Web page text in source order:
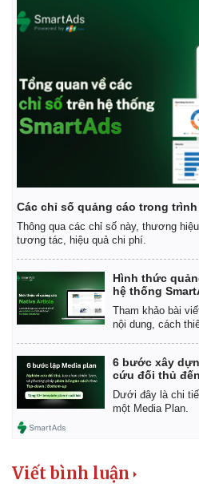
eSports
Hậu trường
Ô
Các chỉ số quảng cáo trong
Thông qua các chỉ số này, thương
tương tác, hiệu quả chi phí.
Hình thức
hệ thống
Tham khảo bài
nội dung, cách
6 bước xây
cứu đối thủ
Dưới đây là chi
một Media Plan.
Viết bình luận